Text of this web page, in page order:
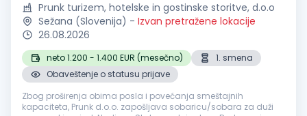
Prunk turizem, hotelske in gostinske storitve, d.o.o
Sežana (Slovenija) - Izvan pretražene lokacije
26.08.2026
neto 1.200 - 1.400 EUR (mesečno)
1. smena
Obaveštenje o statusu prijave
Zbog proširenja obima posla i povećanja smeštajnih
kapaciteta, Prunk d.o.o. zapošljava sobaricu/sobara za duži